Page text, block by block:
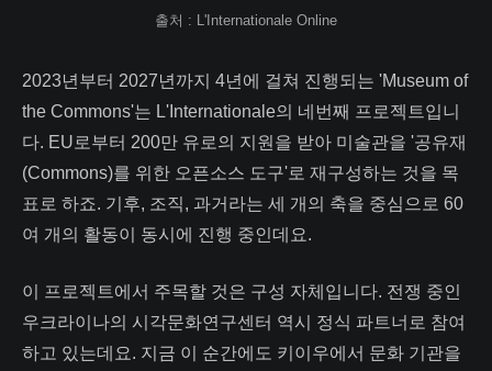
출처 : L'Internationale Online
2023년부터 2027년까지 4년에 걸쳐 진행되는 'Museum of
the Commons'는 L'Internationale의 네번째 프로젝트입니
다. EU로부터 200만 유로의 지원을 받아 미술관을 '공유재
(Commons)를 위한 오픈소스 도구'로 재구성하는 것을 목
표로 하죠. 기후, 조직, 과거라는 세 개의 축을 중심으로 60
여 개의 활동이 동시에 진행 중인데요.
이 프로젝트에서 주목할 것은 구성 자체입니다. 전쟁 중인
우크라이나의 시각문화연구센터 역시 정식 파트너로 참여
하고 있는데요. 지금 이 순간에도 키이우에서 문화 기관을